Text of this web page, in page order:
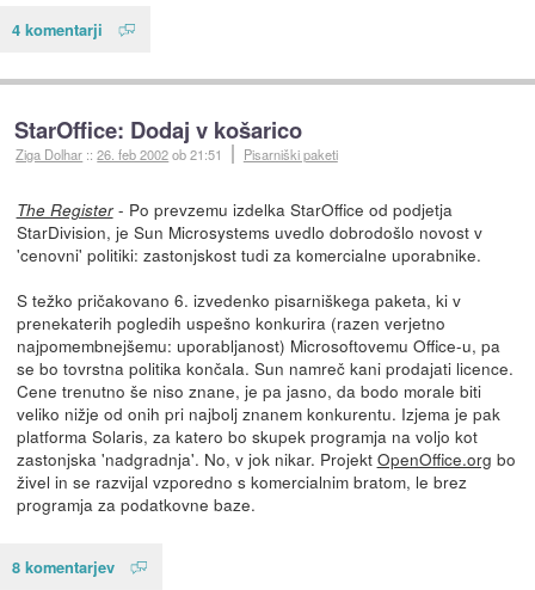
4 komentarji
StarOffice: Dodaj v košarico
Ziga Dolhar ::26. feb 2002ob 21:51 Pisarniški paketi
The Register- Po prevzemu izdelka StarOffice od podjetja
StarDivision, je Sun Microsystems uvedlo dobrodošlo novost v
'cenovni' politiki: zastonjskost tudi za komercialne uporabnike.
S težko pričakovano 6. izvedenko pisarniškega paketa, ki v
prenekaterih pogledih uspešno konkurira (razen verjetno
najpomembnejšemu: uporabljanost) Microsoftovemu Office-u, pa
se bo tovrstna politika končala. Sun namreč kani prodajati licence.
Cene trenutno še niso znane, je pa jasno, da bodo morale biti
veliko nižje od onih pri najbolj znanem konkurentu. Izjema je pak
platforma Solaris, za katero bo skupek programja na voljo kot
zastonjska 'nadgradnja'. No, v jok nikar. Projekt OpenOffice.org bo
živel in se razvijal vzporedno s komercialnim bratom, le brez
programja za podatkovne baze.
8 komentarjev